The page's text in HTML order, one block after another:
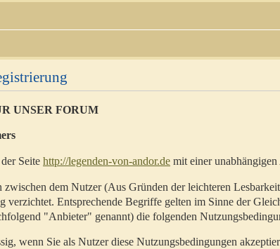
UNSER FORUM
Seite http://legenden-von-andor.de mit einer
zwischen dem Nutzer (Aus Gründen der leichteren
verzichtet. Entsprechende Begriffe gelten im Sinne der
"Anbieter" genannt) die folgenden
wenn Sie als Nutzer diese Nutzungsbedingungen